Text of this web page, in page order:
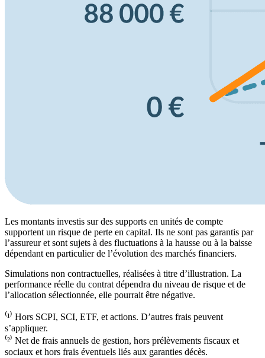
Les montants investis sur des supports en unités de compte
supportent un risque de perte en capital. Ils ne sont pas garantis par
l’assureur et sont sujets à des fluctuations à la hausse ou à la baisse
dépendant en particulier de l’évolution des marchés financiers.
Simulations non contractuelles, réalisées à titre d’illustration. La
performance réelle du contrat dépendra du niveau de risque et de
l’allocation sélectionnée, elle pourrait être négative.
⁽¹⁾ Hors SCPI, SCI, ETF, et actions. D’autres frais peuvent
s’appliquer.
⁽²⁾ Net de frais annuels de gestion, hors prélèvements fiscaux et
sociaux et hors frais éventuels liés aux garanties décès.